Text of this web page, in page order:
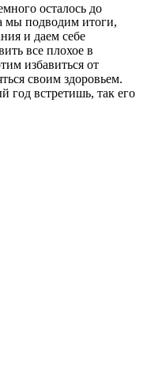
осталось до
мы подводим итоги,
и даем себе
все плохое в
избавиться от
своим здоровьем.
год встретишь, так его